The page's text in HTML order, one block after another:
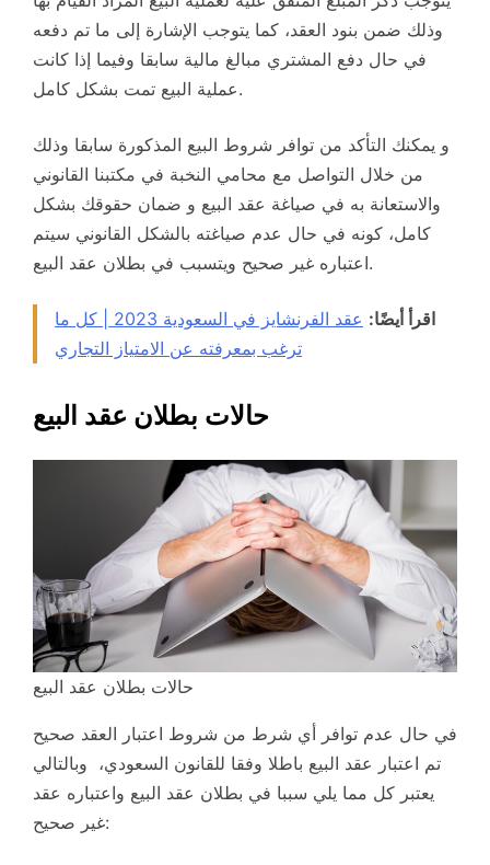
وذلك ضمن بنود العقد، كما يتوجب الإشارة إلى ما تم دفعه
في حال دفع المشتري مبالغ مالية سابقا وفيما إذا كانت
عملية البيع تمت بشكل كامل.
و يمكنك التأكد من توافر شروط البيع المذكورة سابقا وذلك
من خلال التواصل مع محامي النخبة في مكتبنا القانوني
والاستعانة به في صياغة عقد البيع و ضمان حقوقك بشكل
كامل، كونه في حال عدم صياغته بالشكل القانوني سيتم
اعتباره غير صحيح ويتسبب في بطلان عقد البيع.
اقرأ أيضًا:
عقد الفرنشايز في السعودية 2023 | كل ما
ترغب بمعرفته عن الامتياز التجاري
حالات بطلان عقد البيع
حالات بطلان عقد البيع
في حال عدم توافر أي شرط من شروط اعتبار العقد صحيح
تم اعتبار عقد البيع باطلا وفقا للقانون السعودي، وبالتالي
يعتبر كل مما يلي سببا في بطلان عقد البيع واعتباره عقد
غير صحيح: